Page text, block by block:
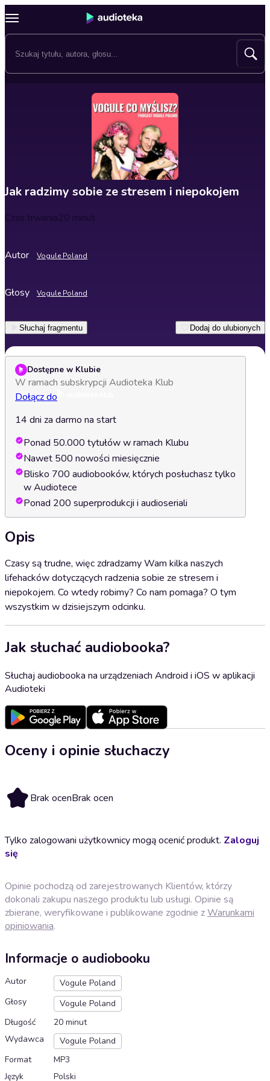
Jak radzimy sobie ze stresem i niepokojem
Czas trwania20 minut
Autor Vogule Poland
Głosy Vogule Poland
Słuchaj fragmentu Dodaj do ulubionych
Dostępne w Klubie
W ramach subskrypcji Audioteka Klub
Dołącz do
14 dni za darmo na start
Ponad 50.000 tytułów w ramach Klubu
Nawet 500 nowości miesięcznie
Blisko 700 audiobooków, których posłuchasz tylko
w Audiotece
Ponad 200 superprodukcji i audioseriali
Opis
Czasy są trudne, więc zdradzamy Wam kilka naszych
lifehacków dotyczących radzenia sobie ze stresem i
niepokojem. Co wtedy robimy? Co nam pomaga? O tym
wszystkim w dzisiejszym odcinku.
Jak słuchać audiobooka?
Słuchaj audiobooka na urządzeniach Android i iOS w aplikacji
Audioteki
Oceny i opinie słuchaczy
Brak ocenBrak ocen
Tylko zalogowani użytkownicy mogą ocenić produkt. Zaloguj
się
Opinie pochodzą od zarejestrowanych Klientów, którzy
dokonali zakupu naszego produktu lub usługi. Opinie są
zbierane, weryfikowane i publikowane zgodnie zWarunkami
opiniowania.
Informacje o audiobooku
Autor
Vogule Poland
Głosy
Vogule Poland
Długość
20 minut
Wydawca
Vogule Poland
Format
MP3
Język
Polski